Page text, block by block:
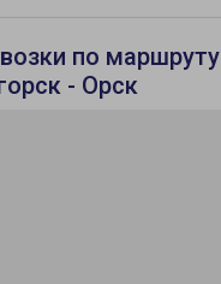
по маршруту
- Орск